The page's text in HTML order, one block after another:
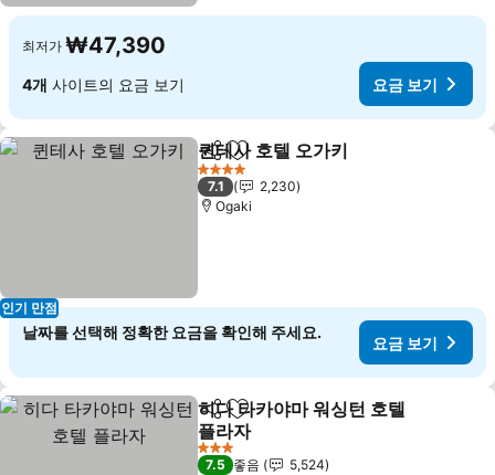
최저가 ₩47,390
4개 사이트의 요금 보기 요금 보기
인기 만점
공유 즐겨찾기에 추가
퀸테사 호텔 오가키
4 성급
7.1
2,230
Ogaki
날짜를 선택해 정확한 요금을 확인해 주세요.
요금 보기
공유 즐겨찾기에 추가
히다 타카야마 워싱턴 호텔
플라자
요금 보기
3 성급
7.5 좋음
5,524